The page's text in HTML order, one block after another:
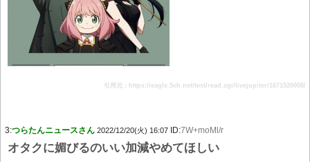
引用元：https://eagle.5ch.net/test/read.cgi/livejupiter/1671520008/
3:つらたんニュースさん 2022/12/20(火) 16:07 ID:7W+moMl/r
オタクに媚びるのいい加減やめてほしい